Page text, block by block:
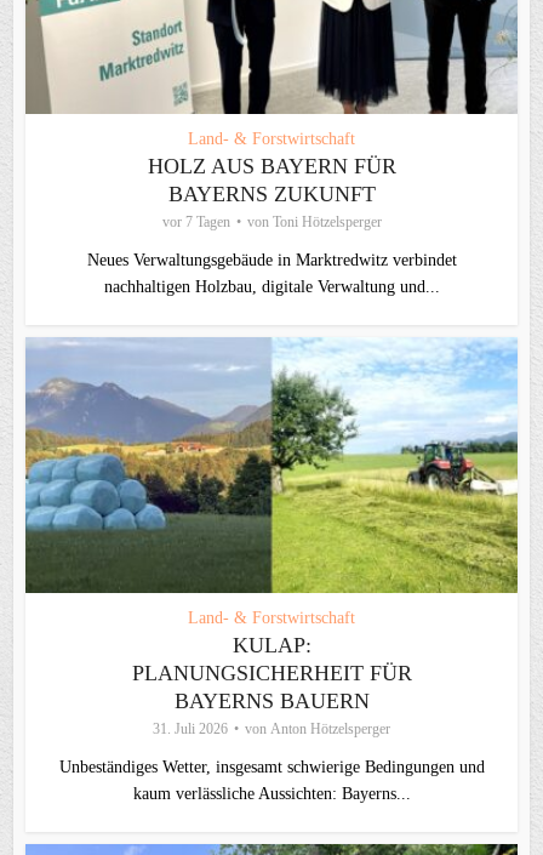
Land- & Forstwirtschaft
HOLZ AUS BAYERN FÜR
BAYERNS ZUKUNFT
vor 7 Tagen von Toni Hötzelsperger
Neues Verwaltungsgebäude in Marktredwitz verbindet
nachhaltigen Holzbau, digitale Verwaltung und...
Land- & Forstwirtschaft
KULAP:
PLANUNGSICHERHEIT FÜR
BAYERNS BAUERN
31. Juli 2026 von Anton Hötzelsperger
Unbeständiges Wetter, insgesamt schwierige Bedingungen und
kaum verlässliche Aussichten: Bayerns...